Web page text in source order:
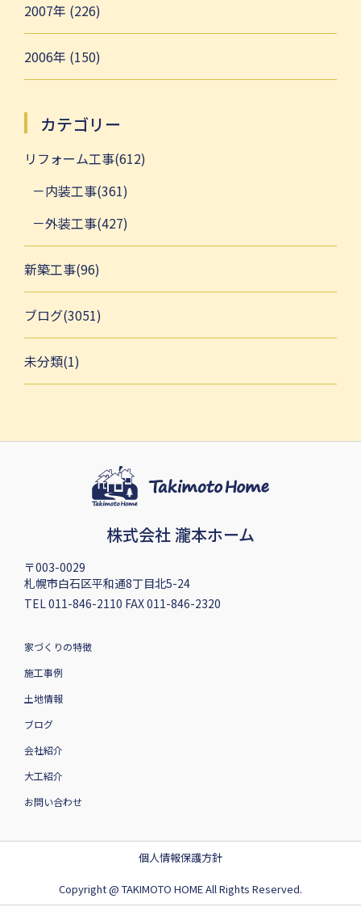
2007年 (226)
2006年 (150)
カテゴリー
リフォーム工事(612)
内装工事(361)
外装工事(427)
新築工事(96)
ブログ(3051)
未分類(1)
株式会社 瀧本ホーム
〒003-0029
札幌市白石区平和通8丁目北5-24
TEL 011-846-2110 FAX 011-846-2320
家づくりの特徴
施工事例
土地情報
ブログ
会社紹介
大工紹介
お問い合わせ
個人情報保護方針
Copyright @ TAKIMOTO HOME All Rights Reserved.